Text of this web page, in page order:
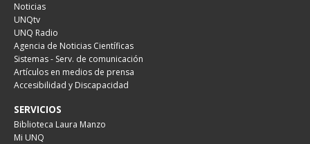
Noticias
UNQtv
UNQ Radio
Agencia de Noticias Científicas
Sistemas - Serv. de comunicación
Artículos en medios de prensa
Accesibilidad y Discapacidad
SERVICIOS
Biblioteca Laura Manzo
Mi UNQ